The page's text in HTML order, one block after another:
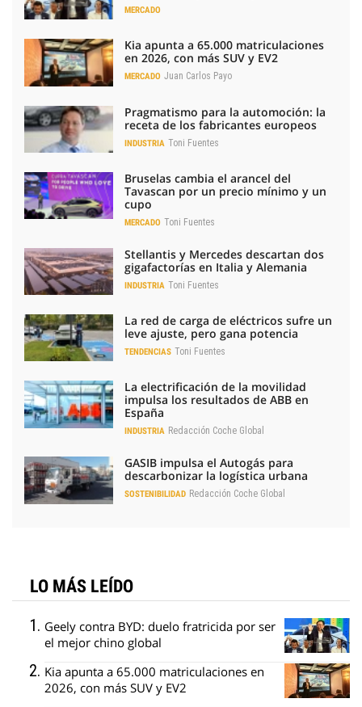
MERCADO
Kia apunta a 65.000 matriculaciones
en 2026, con más SUV y EV2
MERCADO Juan Carlos Payo
Pragmatismo para la automoción: la
receta de los fabricantes europeos
INDUSTRIA Toni Fuentes
Bruselas cambia el arancel del
Tavascan por un precio mínimo y un
cupo
MERCADO Toni Fuentes
Stellantis y Mercedes descartan dos
gigafactorías en Italia y Alemania
INDUSTRIA Toni Fuentes
La red de carga de eléctricos sufre un
leve ajuste, pero gana potencia
TENDENCIAS Toni Fuentes
La electrificación de la movilidad
impulsa los resultados de ABB en
España
INDUSTRIA Redacción Coche Global
GASIB impulsa el Autogás para
descarbonizar la logística urbana
SOSTENIBILIDAD Redacción Coche Global
LO MÁS LEÍDO
Geely contra BYD: duelo fratricida por ser
el mejor chino global
Kia apunta a 65.000 matriculaciones en
2026, con más SUV y EV2